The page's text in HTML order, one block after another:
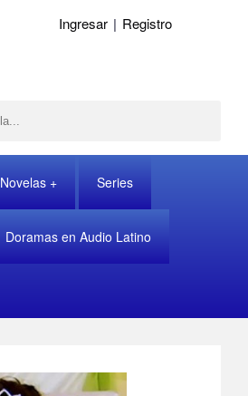
Ingresar | Registro
Novelas Series
Doramas en Audio Latino